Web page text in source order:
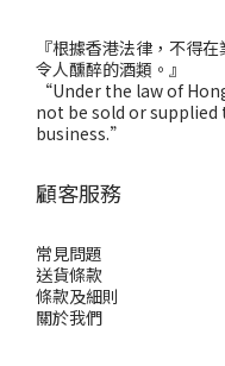
『根據香港法律，不得
令人醺醉的酒類。』
“Under the law of
not be sold or
business.”
顧客服務
常見問題
送貨條款
條款及細則
關於我們